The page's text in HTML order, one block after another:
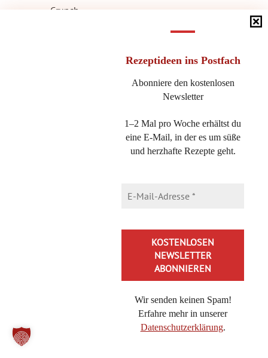
Rezeptideen ins Postfach
Abonniere den kostenlosen
Newsletter
1–2 Mal pro Woche erhältst du
eine E-Mail, in der es um süße
und herzhafte Rezepte geht.
Wir senden keinen Spam!
Erfahre mehr in unserer
Datenschutzerklärung.
Crunch.
Aber ich finde, selbstgemachte Croutons sind eine
Auflaufform getan und in den Backofen geschoben.